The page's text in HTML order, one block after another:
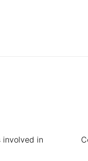
involved in